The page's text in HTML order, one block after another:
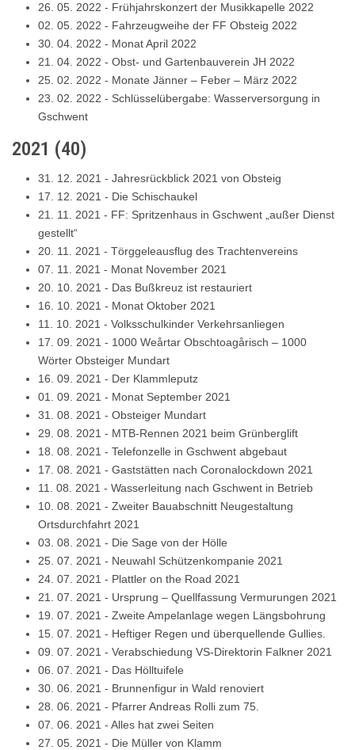
26. 05. 2022 - Frühjahrskonzert der Musikkapelle 2022
02. 05. 2022 - Fahrzeugweihe der FF Obsteig 2022
30. 04. 2022 - Monat April 2022
21. 04. 2022 - Obst- und Gartenbauverein JH 2022
25. 02. 2022 - Monate Jänner – Feber – März 2022
23. 02. 2022 - Schlüsselübergabe: Wasserversorgung in
Gschwent
2021 (40)
31. 12. 2021 - Jahresrückblick 2021 von Obsteig
17. 12. 2021 - Die Schischaukel
21. 11. 2021 - FF: Spritzenhaus in Gschwent „außer Dienst
gestellt“
20. 11. 2021 - Törggeleausflug des Trachtenvereins
07. 11. 2021 - Monat November 2021
20. 10. 2021 - Das Bußkreuz ist restauriert
16. 10. 2021 - Monat Oktober 2021
11. 10. 2021 - Volksschulkinder Verkehrsanliegen
17. 09. 2021 - 1000 Weårtar Obschtoagårisch – 1000
Wörter Obsteiger Mundart
16. 09. 2021 - Der Klammleputz
01. 09. 2021 - Monat September 2021
31. 08. 2021 - Obsteiger Mundart
29. 08. 2021 - MTB-Rennen 2021 beim Grünberglift
18. 08. 2021 - Telefonzelle in Gschwent abgebaut
17. 08. 2021 - Gaststätten nach Coronalockdown 2021
11. 08. 2021 - Wasserleitung nach Gschwent in Betrieb
10. 08. 2021 - Zweiter Bauabschnitt Neugestaltung
Ortsdurchfahrt 2021
03. 08. 2021 - Die Sage von der Hölle
25. 07. 2021 - Neuwahl Schützenkompanie 2021
24. 07. 2021 - Plattler on the Road 2021
21. 07. 2021 - Ursprung – Quellfassung Vermurungen 2021
19. 07. 2021 - Zweite Ampelanlage wegen Längsbohrung
15. 07. 2021 - Heftiger Regen und überquellende Gullies.
09. 07. 2021 - Verabschiedung VS-Direktorin Falkner 2021
06. 07. 2021 - Das Hölltuifele
30. 06. 2021 - Brunnenfigur in Wald renoviert
28. 06. 2021 - Pfarrer Andreas Rolli zum 75.
07. 06. 2021 - Alles hat zwei Seiten
27. 05. 2021 - Die Müller von Klamm